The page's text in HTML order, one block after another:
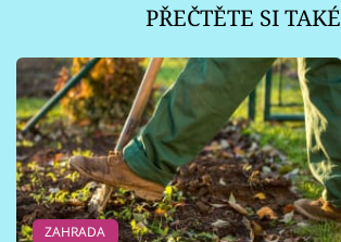
PŘEČTĚTE SI TAKÉ
ZAHRADA